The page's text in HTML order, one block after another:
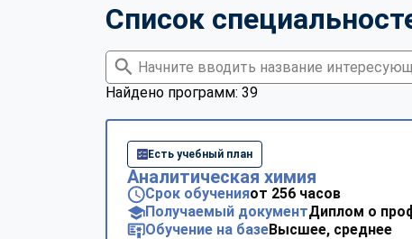
Список
Найдено программ: 39
Есть учебный план
Аналитическая химия
Срок обученияот 256 часов
Получаемый документДиплом о
Обучение на базеВысшее, среднее